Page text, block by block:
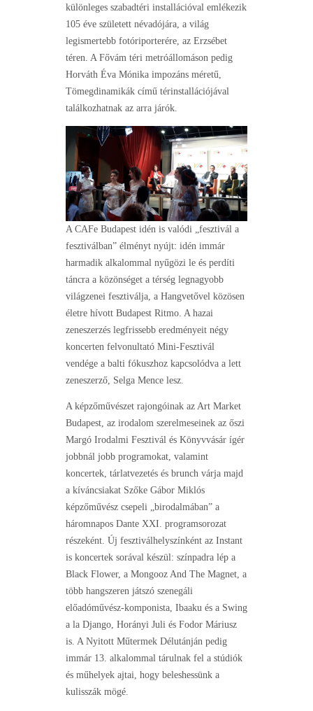
különleges szabadtéri installációval emlékezik
105 éve született névadójára, a világ
legismertebb fotóriporterére, az Erzsébet
téren. A Fővám téri metróállomáson pedig
Horváth Éva Mónika impozáns méretű,
Tömegdinamikák című térinstallációjával
találkozhatnak az arra járók.
A CAFe Budapest idén is valódi „fesztivál a
fesztiválban” élményt nyújt: idén immár
harmadik alkalommal nyűgözi le és perdíti
táncra a közönséget a térség legnagyobb
világzenei fesztiválja, a Hangvetővel közösen
életre hívott Budapest Ritmo. A hazai
zeneszerzés legfrissebb eredményeit négy
koncerten felvonultató Mini-Fesztivál
vendége a balti fókuszhoz kapcsolódva a lett
zeneszerző, Selga Mence lesz.
A képzőművészet rajongóinak az Art Market
Budapest, az irodalom szerelmeseinek az őszi
Margó Irodalmi Fesztivál és Könyvvásár ígér
jobbnál jobb programokat, valamint
koncertek, tárlatvezetés és brunch várja majd
a kíváncsiakat Szőke Gábor Miklós
képzőművész csepeli „birodalmában” a
háromnapos Dante XXI. programsorozat
részeként. Új fesztiválhelyszínként az Instant
is koncertek sorával készül: színpadra lép a
Black Flower, a Mongooz And The Magnet, a
több hangszeren játszó szenegáli
előadóművész-komponista, Ibaaku és a Swing
a la Django, Horányi Juli és Fodor Máriusz
is. A Nyitott Műtermek Délutánján pedig
immár 13. alkalommal tárulnak fel a stúdiók
és műhelyek ajtai, hogy beleshessünk a
kulisszák mögé.